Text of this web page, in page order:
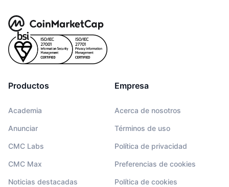
Productos
Academia
Anunciar
CMC Labs
CMC Max
Noticias destacadas
Empresa
Acerca de nosotros
Términos de uso
Política de privacidad
Preferencias de cookies
Política de cookies